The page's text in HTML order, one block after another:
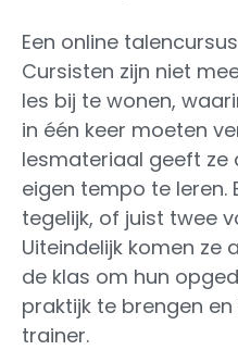
Een online
Cursisten zijn niet
les bij te wonen,
in één keer moeten
lesmateriaal geeft ze
eigen tempo te leren.
tegelijk, of juist twee
Uiteindelijk komen ze
de klas om hun
praktijk te brengen
trainer.